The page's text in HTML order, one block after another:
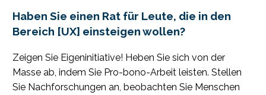
Haben Sie einen Rat für Leute, die in den
Bereich [UX] einsteigen wollen?
Zeigen Sie Eigeninitiative! Heben Sie sich von der
Masse ab, indem Sie Pro-bono-Arbeit leisten. Stellen
Sie Nachforschungen an, beobachten Sie Menschen